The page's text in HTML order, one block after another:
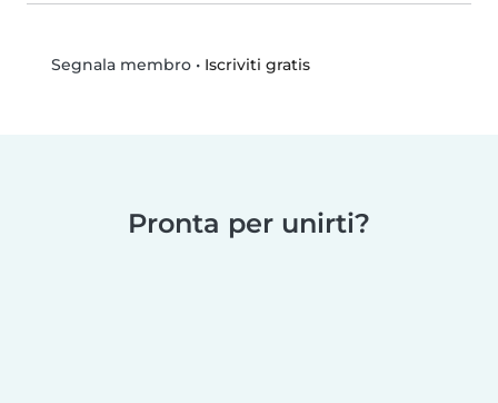
Segnala membro• Iscriviti gratis
Pronta per unirti?